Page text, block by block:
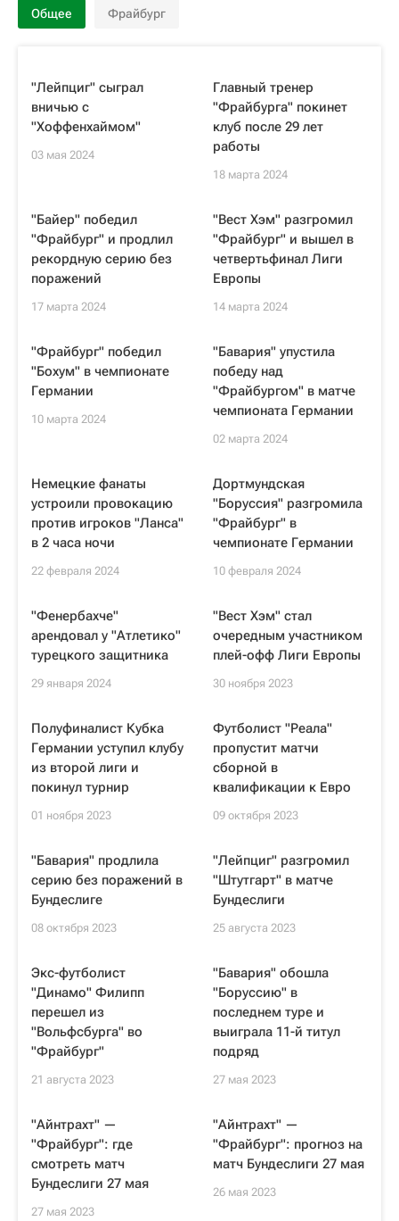
Общее Фрайбург
"Лейпциг" сыграл
вничью с
"Хоффенхаймом"
03 мая 2024
Главный тренер
"Фрайбурга" покинет
клуб после 29 лет
работы
18 марта 2024
"Байер" победил
"Фрайбург" и продлил
рекордную серию без
поражений
17 марта 2024
"Вест Хэм" разгромил
"Фрайбург" и вышел в
четвертьфинал Лиги
Европы
14 марта 2024
"Фрайбург" победил
"Бохум" в чемпионате
Германии
10 марта 2024
"Бавария" упустила
победу над
"Фрайбургом" в матче
чемпионата Германии
02 марта 2024
Немецкие фанаты
устроили провокацию
против игроков "Ланса"
в 2 часа ночи
22 февраля 2024
Дортмундская
"Боруссия" разгромила
"Фрайбург" в
чемпионате Германии
10 февраля 2024
"Фенербахче"
арендовал у "Атлетико"
турецкого защитника
29 января 2024
"Вест Хэм" стал
очередным участником
плей-офф Лиги Европы
30 ноября 2023
Полуфиналист Кубка
Германии уступил клубу
из второй лиги и
покинул турнир
01 ноября 2023
Футболист "Реала"
пропустит матчи
сборной в
квалификации к Евро
09 октября 2023
"Бавария" продлила
серию без поражений в
Бундеслиге
08 октября 2023
"Лейпциг" разгромил
"Штутгарт" в матче
Бундеслиги
25 августа 2023
Экс-футболист
"Динамо" Филипп
перешел из
"Вольфсбурга" во
"Фрайбург"
21 августа 2023
"Бавария" обошла
"Боруссию" в
последнем туре и
выиграла 11-й титул
подряд
27 мая 2023
"Айнтрахт" —
"Фрайбург": где
смотреть матч
Бундеслиги 27 мая
27 мая 2023
"Айнтрахт" —
"Фрайбург": прогноз на
матч Бундеслиги 27 мая
26 мая 2023